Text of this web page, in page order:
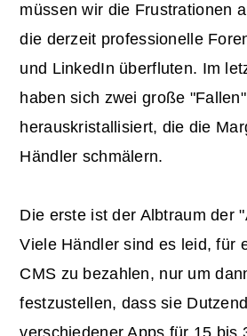
müssen wir die Frustrationen
die derzeit professionelle
und LinkedIn überfluten. Im
haben sich zwei große "Fallen"
herauskristallisiert, die die
Händler schmälern.
Die erste ist der Albtraum der
Viele Händler sind es leid, für
CMS zu bezahlen, nur um
festzustellen, dass sie